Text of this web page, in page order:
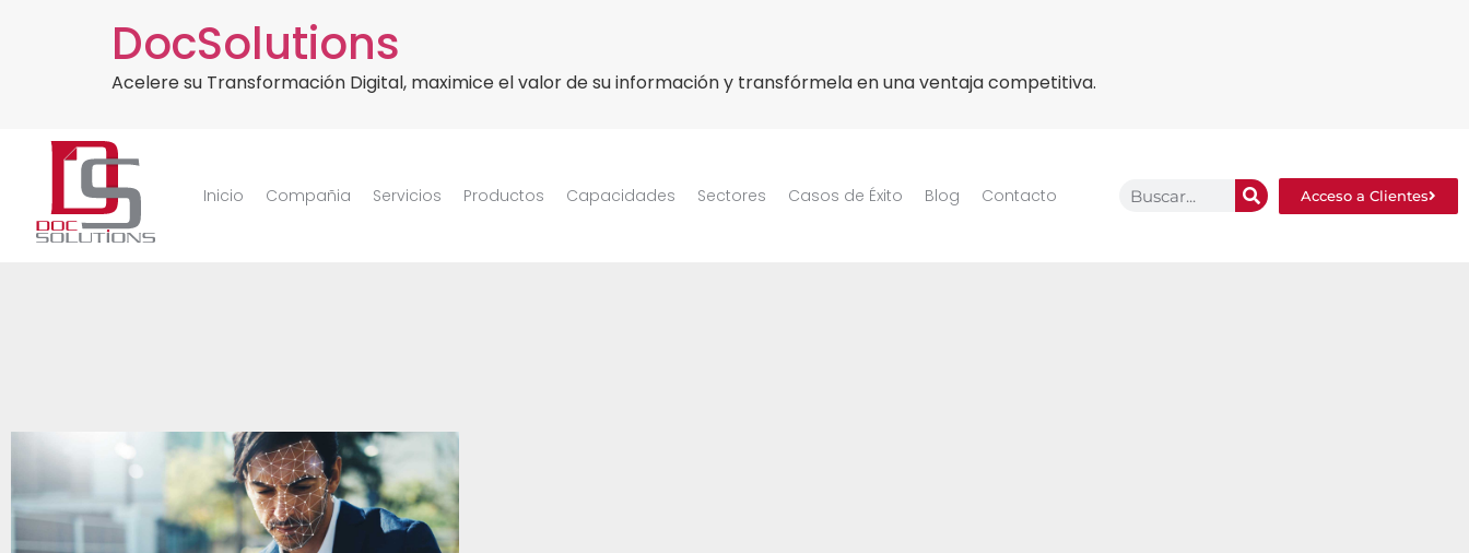
DocSolutions
Acelere su Transformación Digital, maximice el valor de su información y transfórmela en una ventaja competitiva.
Inicio Compañia Servicios Productos Capacidades Sectores Casos de Éxito Blog Contacto Acceso a Clientes